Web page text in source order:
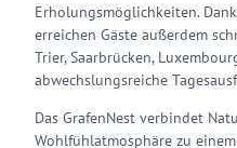
Erholungsmöglichkeiten.
erreichen Gäste außerdem
Trier, Saarbrücken,
abwechslungsreiche
Das GrafenNest verbindet
Wohlfühlatmosphäre zu